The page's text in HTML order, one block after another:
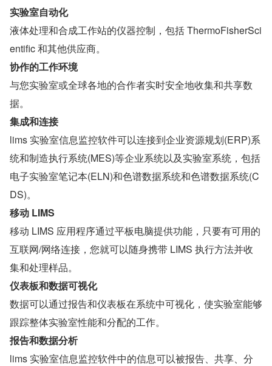
实验室自动化
液体处理和合成工作站的仪器控制，包括 ThermoFisherSci
entific 和其他供应商。
协作的工作环境
与您实验室或全球各地的合作者实时安全地收集和共享数
据。
集成和连接
lims 实验室信息监控软件可以连接到企业资源规划(ERP)系
统和制造执行系统(MES)等企业系统以及实验室系统，包括
电子实验室笔记本(ELN)和色谱数据系统和色谱数据系统(C
DS)。
移动 LIMS
移动 LIMS 应用程序通过平板电脑提供功能，只要有可用的
互联网/网络连接，您就可以随身携带 LIMS 执行方法并收
集和处理样品。
仪表板和数据可视化
数据可以通过报告和仪表板在系统中可视化，使实验室能够
跟踪整体实验室性能和分配的工作。
报告和数据分析
lims 实验室信息监控软件中的信息可以被报告、共享、分